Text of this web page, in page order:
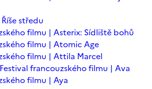
středu
filmu | Asterix: Sídliště bohů
filmu | Atomic Age
filmu | Attila Marcel
Festival francouzského filmu | Ava
filmu | Aya